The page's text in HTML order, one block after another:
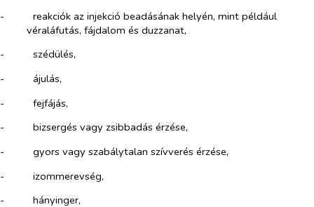
-​
reakciók az injekció beadásának helyén, mint például
véraláfutás, fájdalom és duzzanat,
-​
szédülés,
-​
ájulás,
-​
fejfájás,
-​
bizsergés vagy zsibbadás érzése,
-​
gyors vagy szabálytalan szívverés érzése,
-​
izommerevség,
-​
hányinger,